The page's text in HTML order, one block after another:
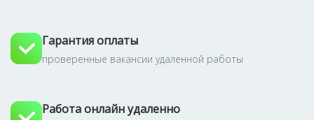
Гарантия оплаты
проверенные вакансии удаленной работы
Работа онлайн удаленно